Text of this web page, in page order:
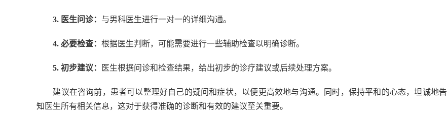
3. 医生问诊： 与男科医生进行一对一的详细沟通。
4. 必要检查： 根据医生判断，可能需要进行一些辅助检查以明确诊断。
5. 初步建议： 医生根据问诊和检查结果，给出初步的诊疗建议或后续处理方案。
建议在咨询前，患者可以整理好自己的疑问和症状，以便更高效地与沟通。同时，保持平和的心态，坦诚地告
知医生所有相关信息，这对于获得准确的诊断和有效的建议至关重要。